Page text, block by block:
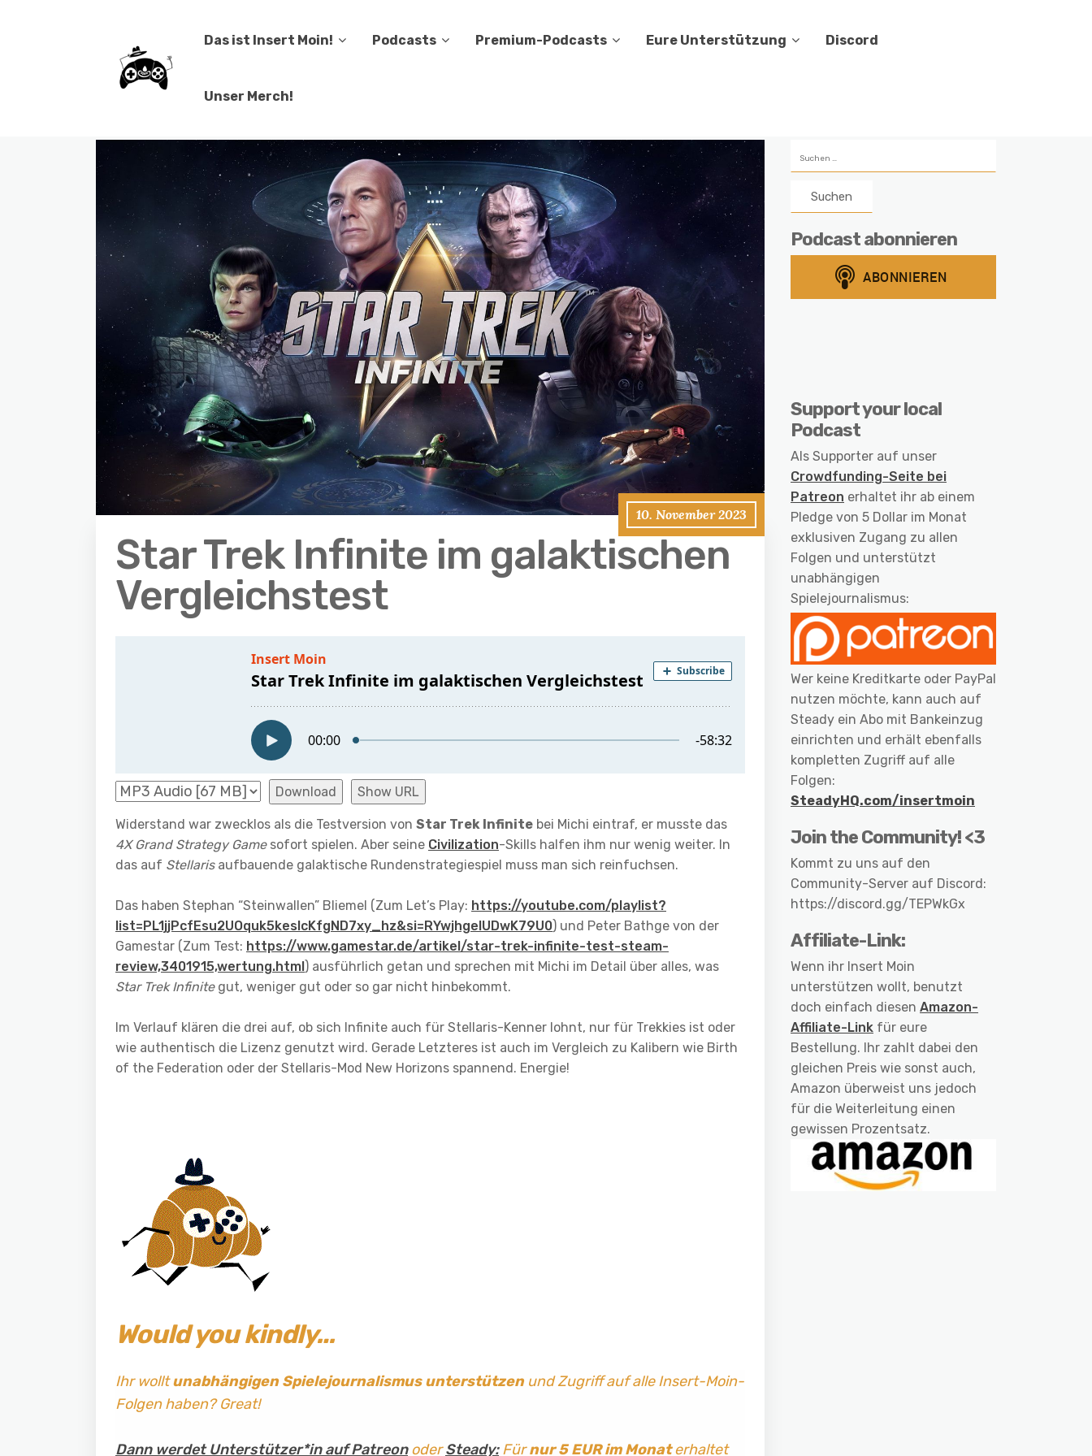
Das ist Insert Moin! Podcasts Premium-Podcasts Eure Unterstützung Discord
Unser Merch!
10. November 2023
Star Trek Infinite im galaktischen
Vergleichstest
Download Show URL
Widerstand war zwecklos als die Testversion von Star Trek Infinite bei Michi eintraf, er musste das
4X Grand Strategy Gamesofort spielen. Aber seine Civilization-Skills halfen ihm nur wenig weiter. In
das auf Stellarisaufbauende galaktische Rundenstrategiespiel muss man sich reinfuchsen.
Das haben Stephan “Steinwallen” Bliemel (Zum Let’s Play: https://youtube.com/playlist?
list=PL1jjPcfEsu2UOquk5keslcKfgND7xy_hz&si=RYwjhgeIUDwK79U0) und Peter Bathge von der
Gamestar (Zum Test: https://www.gamestar.de/artikel/star-trek-infinite-test-steam-
review,3401915,wertung.html ) ausführlich getan und sprechen mit Michi im Detail über alles, was
Star Trek Infinitegut, weniger gut oder so gar nicht hinbekommt.
Im Verlauf klären die drei auf, ob sich Infinite auch für Stellaris-Kenner lohnt, nur für Trekkies ist oder
wie authentisch die Lizenz genutzt wird. Gerade Letzteres ist auch im Vergleich zu Kalibern wie Birth
of the Federation oder der Stellaris-Mod New Horizons spannend. Energie!
Would you kindly…
Ihr wolltunabhängigen Spielejournalismus unterstützenund Zugriff auf alle Insert-Moin-
Folgen haben? Great!
Dann werdet Unterstützer*in auf PatreonoderSteady:Fürnur 5 EUR im Monaterhaltet
nach:
Podcast abonnieren
Support your local
Podcast
Als Supporter auf unser
Crowdfunding-Seite bei
Patreon erhaltet ihr ab einem
Pledge von 5 Dollar im Monat
exklusiven Zugang zu allen
Folgen und unterstützt
unabhängigen
Spielejournalismus:
Wer keine Kreditkarte oder PayPal
nutzen möchte, kann auch auf
Steady ein Abo mit Bankeinzug
einrichten und erhält ebenfalls
kompletten Zugriff auf alle
Folgen:
SteadyHQ.com/insertmoin
Join the Community! <3
Kommt zu uns auf den
Community-Server auf Discord:
https://discord.gg/TEPWkGx
Affiliate-Link:
Wenn ihr Insert Moin
unterstützen wollt, benutzt
doch einfach diesen Amazon-
Affiliate-Link für eure
Bestellung. Ihr zahlt dabei den
gleichen Preis wie sonst auch,
Amazon überweist uns jedoch
für die Weiterleitung einen
gewissen Prozentsatz.